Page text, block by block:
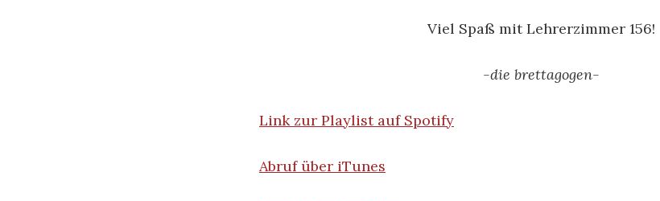
Viel Spaß mit Lehrerzimmer 156!
-die brettagogen-
Link zur Playlist auf Spotify
Abruf über iTunes